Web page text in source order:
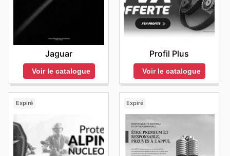
Jaguar
Voir le catalogue
Profil Plus
Voir le catalogue
Expiré Expiré